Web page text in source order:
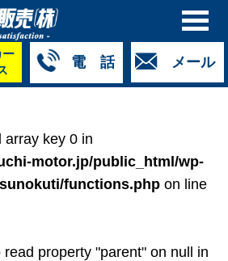
メール
電 話
4427
050-5268-
8009
2318
0024
2424
4430
ー
array key 0 in
motor.jp/public_html/wp-
functions.php on line
read property "parent" on null in